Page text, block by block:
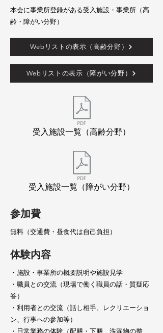
本会に事業所登録がある受入施設・事業所（高
齢・障がい分野）
Webリストの表示（高齢分野）
Webリストの表示（障がい分野）
受入施設一覧（高齢分野）
受入施設一覧（障がい分野）
参加費
無料（交通費・昼食代は自己負担）
体験内容
・施設・事業所の概要説明や施設見学
・職員との交流（現場で働く職員の話・質疑応
答）
・利用者との交流（話し相手、レクリエーショ
ン、行事への参加等）
・日常業務の体験（配膳・下膳、洗濯物の整